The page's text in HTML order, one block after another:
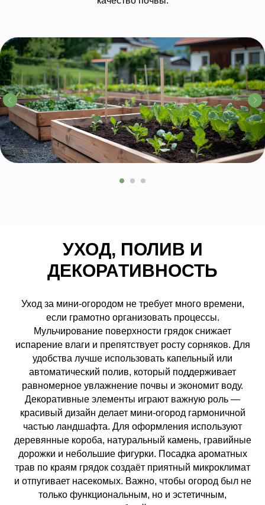
УХОД, ПОЛИВ И
ДЕКОРАТИВНОСТЬ
Уход за мини-огородом не требует много времени,
если грамотно организовать процессы.
Мульчирование поверхности грядок снижает
испарение влаги и препятствует росту сорняков. Для
удобства лучше использовать капельный или
автоматический полив, который поддерживает
равномерное увлажнение почвы и экономит воду.
Декоративные элементы играют важную роль —
красивый дизайн делает мини-огород гармоничной
частью ландшафта. Для оформления используют
деревянные короба, натуральный камень, гравийные
дорожки и небольшие фигурки. Посадка ароматных
трав по краям грядок создаёт приятный микроклимат
и отпугивает насекомых. Важно, чтобы огород был не
только функциональным, но и эстетичным,